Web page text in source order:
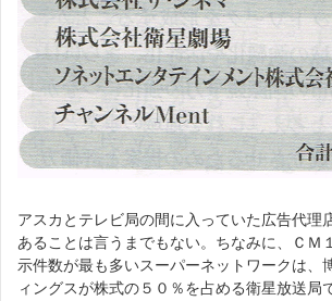
アスカとテレビ局の間に入っていた広告代理
あることは言うまでもない。ちなみに、ＣＭ
示件数が最も多いスーパーネットワークは、
ィングスが株式の５０％を占める衛星放送局